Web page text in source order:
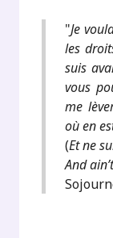
"Je
les
suis
vous
me
où en
(Et ne
And